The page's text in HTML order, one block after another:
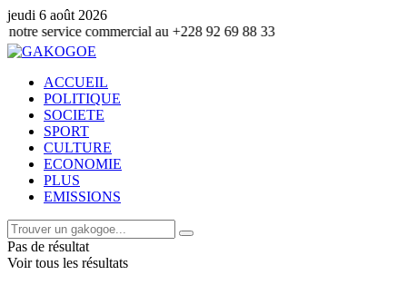
jeudi 6 août 2026
commercial au +228 92 69 88 33
ACCUEIL
POLITIQUE
SOCIETE
SPORT
CULTURE
ECONOMIE
PLUS
EMISSIONS
Pas de résultat
Voir tous les résultats